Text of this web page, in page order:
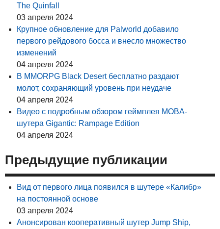
The Quinfall
03 апреля 2024
Крупное обновление для Palworld добавило
первого рейдового босса и внесло множество
изменений
04 апреля 2024
В MMORPG Black Desert бесплатно раздают
молот, сохраняющий уровень при неудаче
04 апреля 2024
Видео с подробным обзором геймплея MOBA-
шутера Gigantic: Rampage Edition
04 апреля 2024
Предыдущие публикации
Вид от первого лица появился в шутере «Калибр»
на постоянной основе
03 апреля 2024
Анонсирован кооперативный шутер Jump Ship,